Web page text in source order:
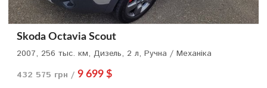
Skoda Octavia Scout
2007, 256 тыс. км, Дизель, 2 л, Ручна / Механіка
432 575 грн / 9 699 $